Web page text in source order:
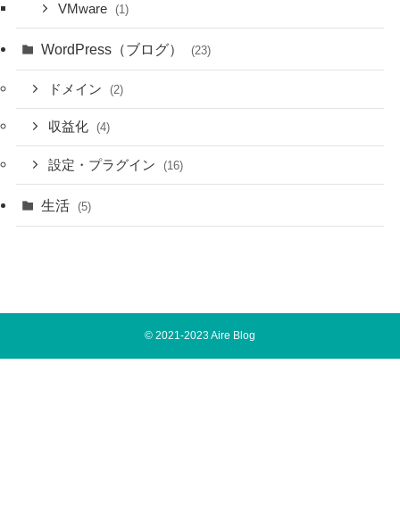
VMware (1)
WordPress（ブログ） (23)
ドメイン (2)
収益化 (4)
設定・プラグイン (16)
生活 (5)
© 2021-2023 Aire Blog